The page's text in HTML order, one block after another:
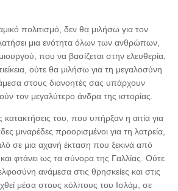
πολιτισμό, δεν θα μιλήσω για τον
μια ενότητα όλων των ανθρώπων,
που να βασίζεται στην ελευθερία,
ούτε θα μιλήσω για τη μεγαλοσύνη
στους διανοητές σας υπάρχουν
τον μεγαλύτερο άνδρα της ιστορίας.
του, που υπήρξαν η αιτία για
μιναρέδες προορισμένοι για τη λατρεία,
σε μια αχανή έκταση που ξεκινά από
και φτάνει ως τα σύνορα της Γαλλίας. Ούτε
ανάμεσα στις θρησκείες και στις
μέσα στους κόλπους του Ισλάμ, σε